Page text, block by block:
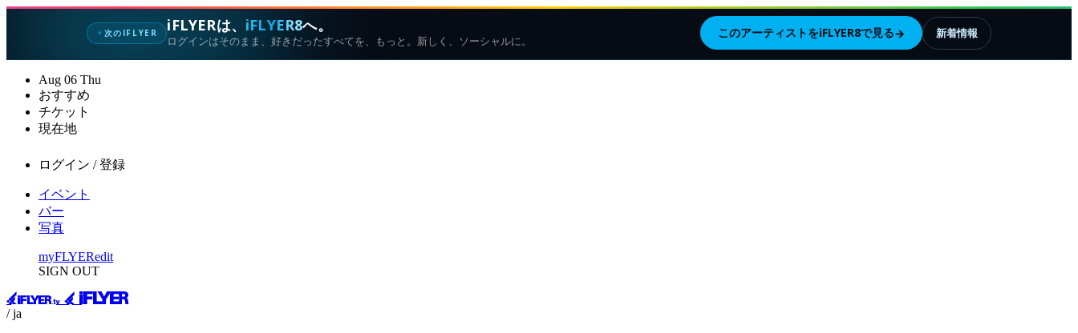
✦次のIFLYER iFLYERは、 iFLYER8へ。
ログインはそのまま、好きだったすべてを、もっと。新しく、ソーシャルに。
このアーティストをiFLYER8で見る→ 新着情報
Aug 06 Thu
おすすめ
チケット
現在地
ログイン / 登録
イベント
バー
写真
myFLYERedit
SIGN OUT
/ ja